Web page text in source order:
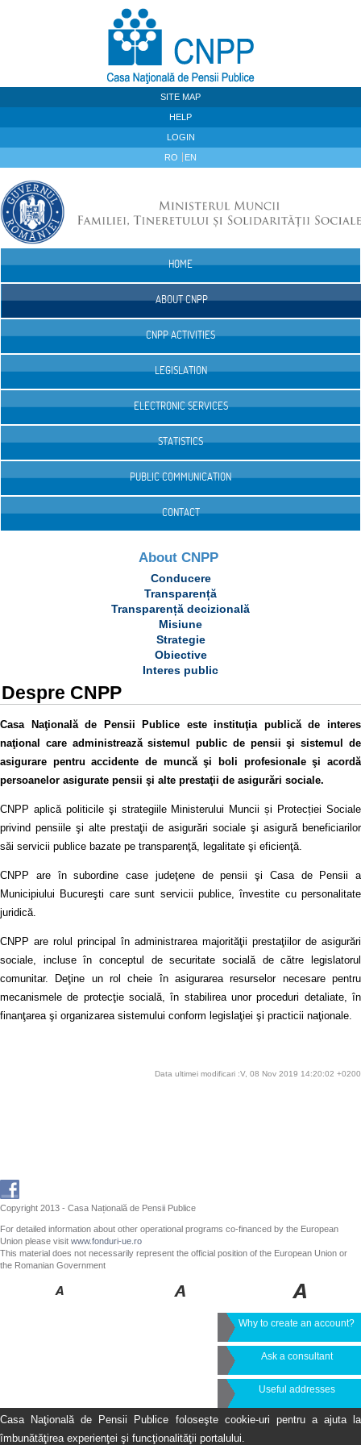
SITE MAP
HELP
LOGIN
RO EN
HOME
ABOUT CNPP
CNPP ACTIVITIES
LEGISLATION
ELECTRONIC SERVICES
STATISTICS
PUBLIC COMMUNICATION
CONTACT
About CNPP
Conducere
Transparență
Transparență decizională
Misiune
Strategie
Obiective
Interes public
Despre CNPP
Casa Naţională de Pensii Publice este instituţia publică de interes
naţional care administrează sistemul public de pensii şi sistemul de
asigurare pentru accidente de muncă şi boli profesionale şi acordă
persoanelor asigurate pensii şi alte prestaţii de asigurări sociale.
CNPP aplică politicile şi strategiile Ministerului Muncii și Protecției Sociale
privind pensiile şi alte prestaţii de asigurări sociale şi asigură beneficiarilor
săi servicii publice bazate pe transparenţă, legalitate şi eficienţă.
CNPP are în subordine case judeţene de pensii şi Casa de Pensii a
Municipiului Bucureşti care sunt servicii publice, învestite cu personalitate
juridică.
CNPP are rolul principal în administrarea majorităţii prestaţiilor de asigurări
sociale, incluse în conceptul de securitate socială de către legislatorul
comunitar. Deţine un rol cheie în asigurarea resurselor necesare pentru
mecanismele de protecţie socială, în stabilirea unor proceduri detaliate, în
finanţarea şi organizarea sistemului conform legislaţiei şi practicii naţionale.
Data ultimei modificari :V, 08 Nov 2019 14:20:02 +0200
Copyright 2013 - Casa Națională de Pensii Publice
For detailed information about other operational programs co-financed by the European
Union please visit www.fonduri-ue.ro
This material does not necessarily represent the official position of the European Union or
the Romanian Government
Why to create an account?
Ask a consultant
Useful addresses
Casa Naţională de Pensii Publice foloseşte cookie-uri pentru a ajuta la
îmbunătăţirea experienţei şi funcţionalităţii portalului.